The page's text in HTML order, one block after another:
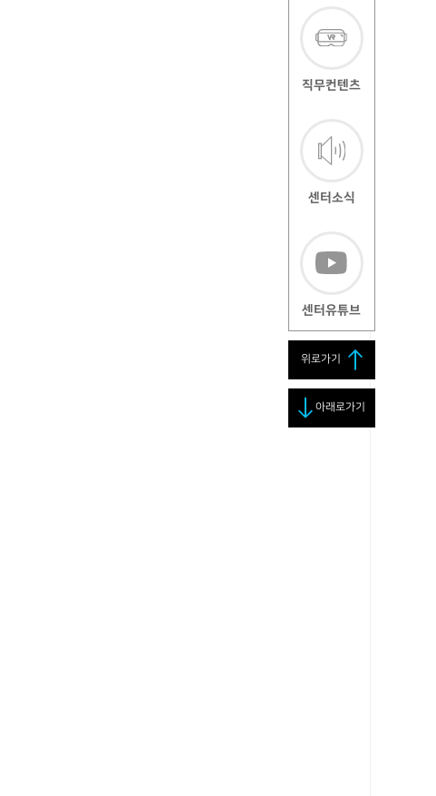
직무컨텐츠
센터소식
센터유튜브
위로가기
아래로가기